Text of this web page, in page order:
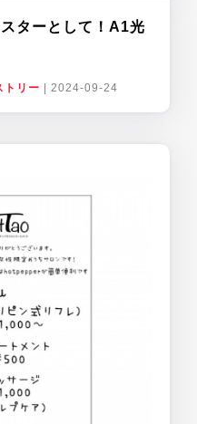
ターとして！A1光
トリー 2024-09-24